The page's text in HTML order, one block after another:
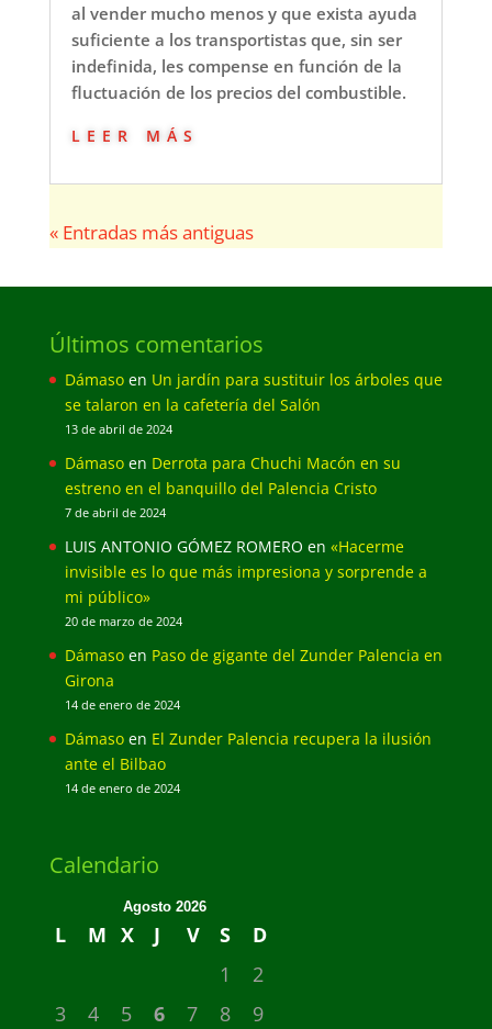
al vender mucho menos y que exista ayuda
suficiente a los transportistas que, sin ser
indefinida, les compense en función de la
fluctuación de los precios del combustible.
leer más
« Entradas más antiguas
Últimos comentarios
Dámasoen Un jardín para sustituir los árboles que
se talaron en la cafetería del Salón
13 de abril de 2024
Dámasoen Derrota para Chuchi Macón en su
estreno en el banquillo del Palencia Cristo
7 de abril de 2024
LUIS ANTONIO GÓMEZ ROMERO en «Hacerme
invisible es lo que más impresiona y sorprende a
mi público»
20 de marzo de 2024
Dámasoen Paso de gigante del Zunder Palencia en
Girona
14 de enero de 2024
Dámasoen El Zunder Palencia recupera la ilusión
ante el Bilbao
14 de enero de 2024
Calendario
Agosto 2026
L M X J V S
D
1
2
3
4 5 6 7 8
9